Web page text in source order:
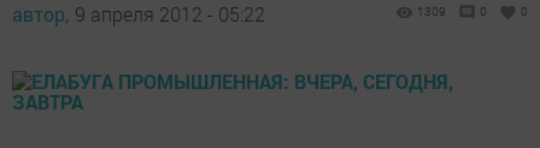
автор, 9 апреля 2012 - 05:22 1309 0 0